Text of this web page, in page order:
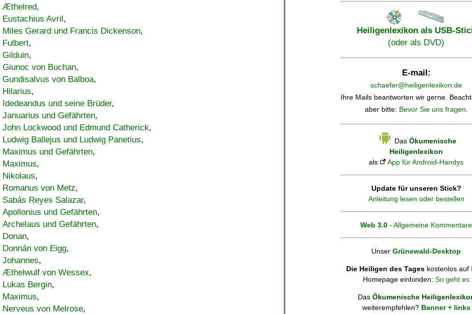
Æthelred,
Eustachius Avril,
Miles Gerard und Francis Dickenson,
Fulbert,
Gilduin,
Giunoc von Buchan,
Gundisalvus von Balboa,
Hilarius,
Idedeandus und seine Brüder,
Januarius und Gefährten,
John Lockwood und Edmund Catherick,
Ludwig Ballejus und Ludwig Panetius,
Maximus und Gefährten,
Maximus,
Nikolaus,
Romanus von Metz,
Sabás Reyes Salazar,
Apollonius und Gefährten,
Archelaus und Gefährten,
Donan,
Donnán von Eigg,
Johannes,
Æthelwulf von Wessex,
Lukas Bergin,
Maximus,
Nerveus von Melrose,
Heiligenlexikon als USB-
(oder als DVD)
E-mail:
schaefer@heiligenlexikon.de
Ihre Mails beantworten wir gerne.
aber bitte: Bevor Sie uns fragen.
Das Ökumenische
Heiligenlexikon
als
App für Android-Handys
Update für unseren Stick?
Anleitung lesen oder bestellen
Web 3.0 - Allgemeine Kommentare
Unser Grünewald-Desktop
Die Heiligen des Tages kostenlos auf
Homepage einbinden: So geht es
Das Ökumenische
weiterempfehlen? Banner + links